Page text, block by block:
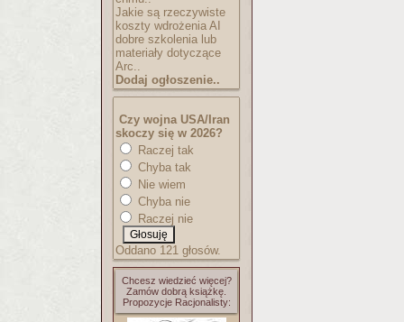
Jakie są rzeczywiste
koszty wdrożenia AI
dobre szkolenia lub
materiały dotyczące
Arc..
Dodaj ogłoszenie..
Czy wojna USA/Iran
skoczy się w 2026?
Raczej tak
Chyba tak
Nie wiem
Chyba nie
Raczej nie
Oddano 121 głosów.
Chcesz wiedzieć więcej?
Zamów dobrą książkę.
Propozycje Racjonalisty: